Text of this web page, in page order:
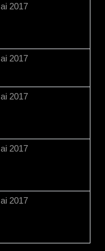
2017
2017
2017
2017
2017